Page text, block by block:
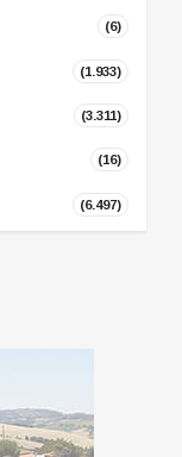
(6)
(1.933)
(3.311)
(16)
(6.497)